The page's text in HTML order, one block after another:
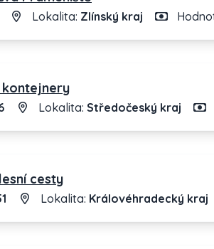
Lokalita: Zlínský kraj
kontejnery
Lokalita: Středočeský kraj
cesty
Lokalita: Královéhradecký kraj